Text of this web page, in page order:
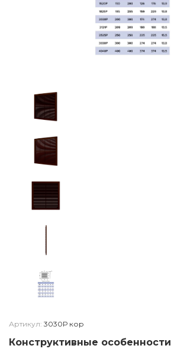
Артикул: 3030Р кор
Конструктивные особенности